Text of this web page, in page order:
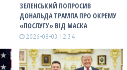
ЗЕЛЕНСЬКИЙ ПОПРОСИВ
ДОНАЛЬДА ТРАМПА ПРО ОКРЕМУ
«ПОСЛУГУ» ВІД МАСКА
2026-08-03 12:34